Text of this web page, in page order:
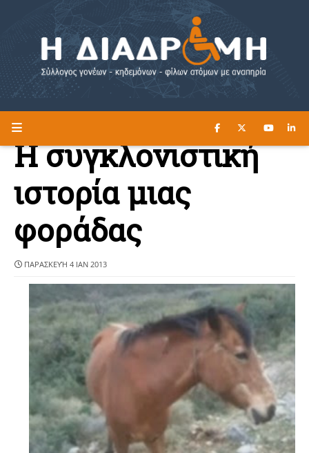
Η ΔΙΑΔΡΟΜΗ ΔΙΑΒΑΣΤΕ ΕΔΩ ►
Η συγκλονιστική
ιστορία μιας
φοράδας
ΠΑΡΑΣΚΕΥΉ 4 ΙΑΝ 2013